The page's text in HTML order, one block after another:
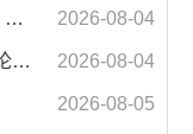
汪华东在全市季度工作会议上强调 锚定打好“三仗”任务和年度预期目标不动摇 在全市上下掀起比学赶超争先进位的攻坚热潮 2026-08-04
市政府2026年第14次党组会 暨理论学习中心组学习会议召开 蒋曦主持会议并讲话 2026-08-04
2026-08-05